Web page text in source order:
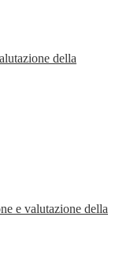
della
e valutazione della